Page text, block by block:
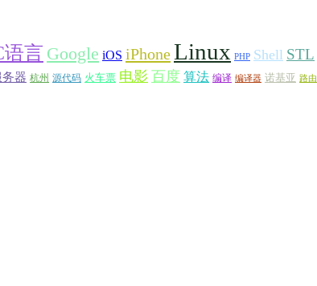
语言 Google iOS iPhoneLinux PHP Shell STL
务器 杭州 源代码 火车票 电影 百度 算法 编译 编译器 诺基亚 路由